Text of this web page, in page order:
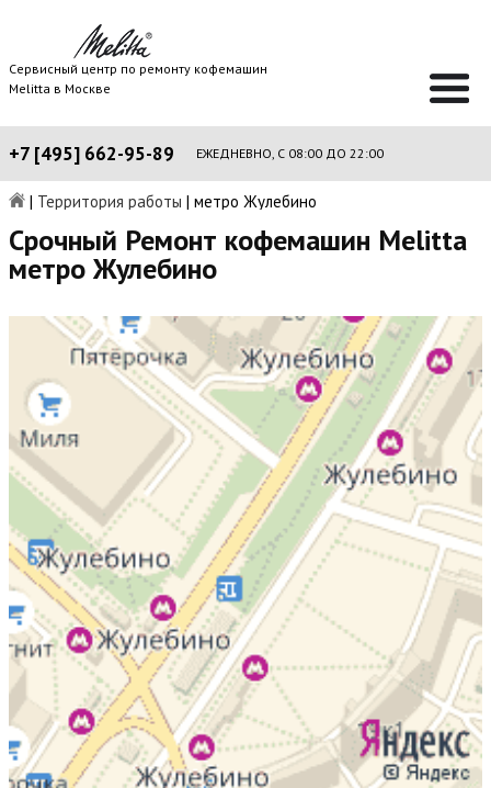
Сервисный центр по ремонту кофемашин
Melitta в Москве
+7 [495] 662-95-89 ЕЖЕДНЕВНО, С 08:00 ДО 22:00
| Территория работы | метро Жулебино
Срочный Ремонт кофемашин Melitta
метро Жулебино